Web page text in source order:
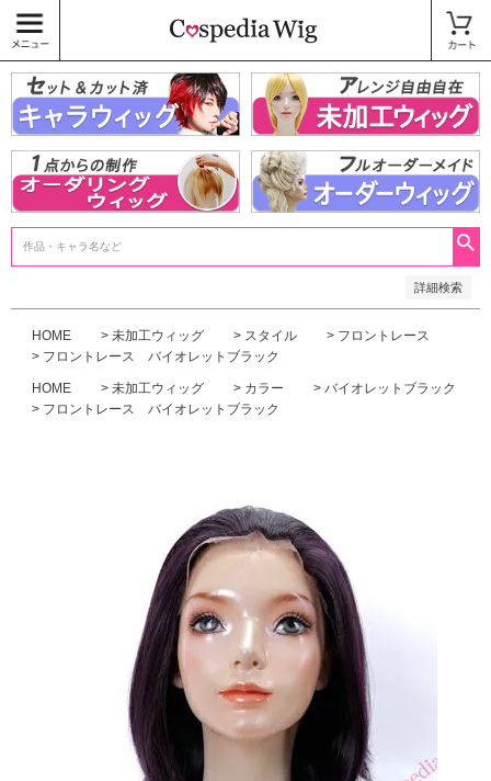
詳細検索
〜
商品タグ
キャラウィッグ
未加工ウィッグ
ベースウィッグ
衣装
SALE中
HOME 未加工ウィッグ スタイル
フロントレース
フロントレース バイオレットブラック
HOME 未加工ウィッグ カラー
バイオレットブラック
フロントレース バイオレットブラック